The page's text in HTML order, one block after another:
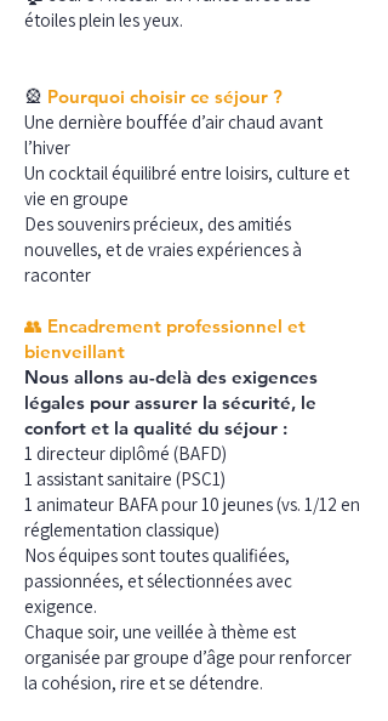
étoiles plein les yeux.
🎡 Pourquoi choisir ce séjour ?
Une dernière bouffée d’air chaud avant
l’hiver
Un cocktail équilibré entre loisirs, culture et
vie en groupe
Des souvenirs précieux, des amitiés
nouvelles, et de vraies expériences à
raconter
👥 Encadrement professionnel et
bienveillant
Nous allons au-delà des exigences
légales pour assurer la sécurité, le
confort et la qualité du séjour :
1 directeur diplômé (BAFD)
1 assistant sanitaire (PSC1)
1 animateur BAFA pour 10 jeunes (vs. 1/12 en
réglementation classique)
Nos équipes sont toutes qualifiées,
passionnées, et sélectionnées avec
exigence.
Chaque soir, une veillée à thème est
organisée par groupe d’âge pour renforcer
la cohésion, rire et se détendre.